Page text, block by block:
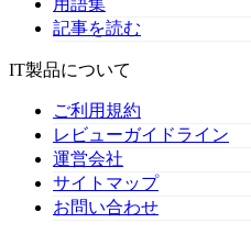
用語集
記事を読む
IT製品について
ご利用規約
レビューガイドライン
運営会社
サイトマップ
お問い合わせ